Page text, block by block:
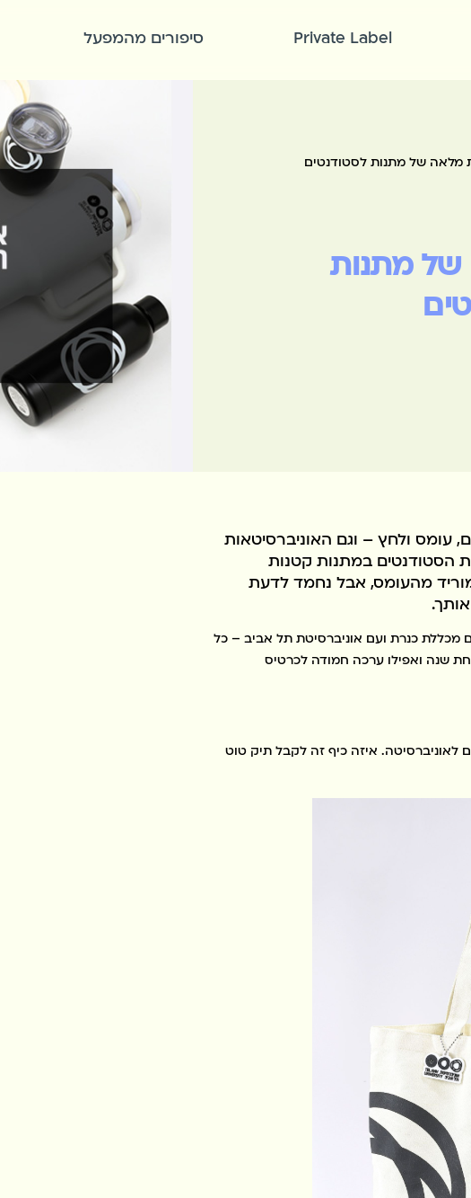
Private Label סיפורים מהמפעל
של מתנות לסטודנטים
מתנות
עומס ולחץ – וגם האוניברסיטאות
הסטודנטים במתנות קטנות
מהעומס, אבל נחמד לדעת
מכללת כנרת ועם אוניברסיטת תל אביב – כל
שנה ואפילו ערכה חמודה לכרטיס
לאוניברסיטה. איזה כיף זה לקבל תיק טוט